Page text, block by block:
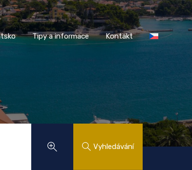
Tipy a informace Kontakt
Tipy a informace Kontakt
Vyhledávání